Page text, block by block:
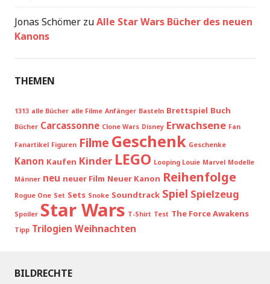
Jonas Schömer zuAlle Star Wars Bücher des neuen
Kanons
THEMEN
1313 alle Bücher alle Filme Anfänger Basteln Brettspiel Buch
Bücher Carcassonne Clone Wars Disney Erwachsene Fan
Fanartikel Figuren Filme Geschenk Geschenke
Kanon Kaufen Kinder LEGO Looping Louie Marvel Modelle
Männer neu neuer Film Neuer Kanon Reihenfolge
Rogue One Set Sets Snoke Soundtrack Spiel Spielzeug
Spoiler Star Wars T-Shirt Test The Force Awakens
Tipp Trilogien Weihnachten
BILDRECHTE